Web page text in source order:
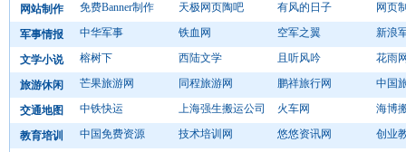
网站制作 免费Banner制作 天极网页陶吧 有风的日子 网页
军事情报 中华军事 铁血网 空军之翼 新浪
文学小说 榕树下 西陆文学 且听风吟 花雨
旅游休闲 芒果旅游网 同程旅游网 鹏祥旅行网 中国
交通地图 中铁快运 上海强生搬运公司 火车网 海博
教育培训 中国免费资源 技术培训网 悠悠资讯网 创业